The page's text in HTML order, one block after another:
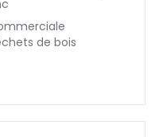
de bois